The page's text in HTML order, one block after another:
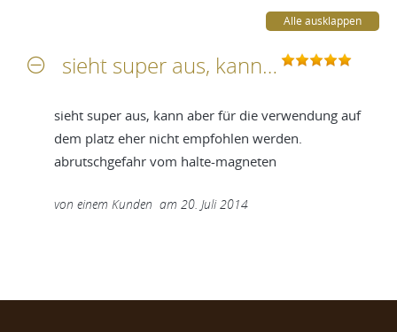
Alle ausklappen
sieht super aus, kann aber für die verwendung auf dem platz eher nicht empfohlen werden
sieht super aus, kann aber für die verwendung auf
dem platz eher nicht empfohlen werden.
abrutschgefahr vom halte-magneten
von einem Kunden am 20. Juli 2014